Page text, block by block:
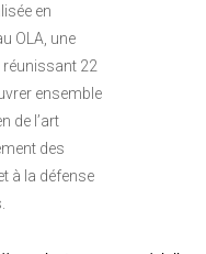
en
OLA, une
22
ensemble
de l’art
des
à la défense